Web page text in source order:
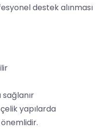
destek alınması
yapılarda